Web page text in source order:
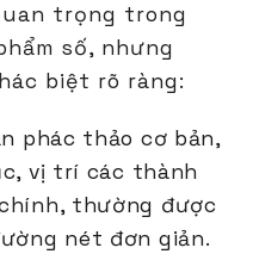
trọng trong
số, nhưng
biệt rõ ràng:
phác thảo cơ bản,
vị trí các thành
thường được
nét đơn giản.